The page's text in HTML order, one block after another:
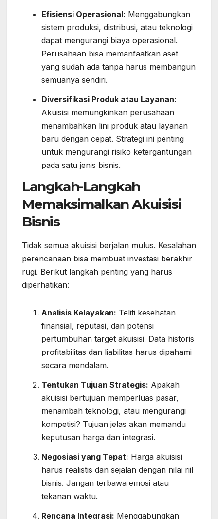
Efisiensi Operasional: Menggabungkan
sistem produksi, distribusi, atau teknologi
dapat mengurangi biaya operasional.
Perusahaan bisa memanfaatkan aset
yang sudah ada tanpa harus membangun
semuanya sendiri.
Diversifikasi Produk atau Layanan:
Akuisisi memungkinkan perusahaan
menambahkan lini produk atau layanan
baru dengan cepat. Strategi ini penting
untuk mengurangi risiko ketergantungan
pada satu jenis bisnis.
Langkah-Langkah
Memaksimalkan Akuisisi
Bisnis
Tidak semua akuisisi berjalan mulus. Kesalahan
perencanaan bisa membuat investasi berakhir
rugi. Berikut langkah penting yang harus
diperhatikan:
Analisis Kelayakan: Teliti kesehatan
finansial, reputasi, dan potensi
pertumbuhan target akuisisi. Data historis
profitabilitas dan liabilitas harus dipahami
secara mendalam.
Tentukan Tujuan Strategis: Apakah
akuisisi bertujuan memperluas pasar,
menambah teknologi, atau mengurangi
kompetisi? Tujuan jelas akan memandu
keputusan harga dan integrasi.
Negosiasi yang Tepat: Harga akuisisi
harus realistis dan sejalan dengan nilai riil
bisnis. Jangan terbawa emosi atau
tekanan waktu.
Rencana Integrasi: Menggabungkan